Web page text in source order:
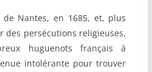
de Nantes, en 1685, et, plus
des persécutions religieuses,
huguenots français à
intolérante pour trouver